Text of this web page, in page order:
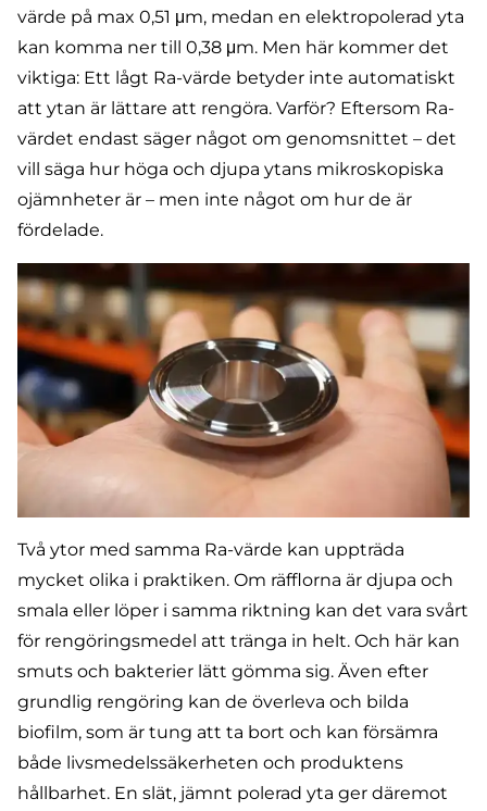
värde på max 0,51 μm, medan en elektropolerad yta
kan komma ner till 0,38 μm. Men här kommer det
viktiga: Ett lågt Ra-värde betyder inte automatiskt
att ytan är lättare att rengöra. Varför? Eftersom Ra-
värdet endast säger något om genomsnittet – det
vill säga hur höga och djupa ytans mikroskopiska
ojämnheter är – men inte något om hur de är
fördelade.
Två ytor med samma Ra-värde kan uppträda
mycket olika i praktiken. Om räfflorna är djupa och
smala eller löper i samma riktning kan det vara svårt
för rengöringsmedel att tränga in helt. Och här kan
smuts och bakterier lätt gömma sig. Även efter
grundlig rengöring kan de överleva och bilda
biofilm, som är tung att ta bort och kan försämra
både livsmedelssäkerheten och produktens
hållbarhet. En slät, jämnt polerad yta ger däremot